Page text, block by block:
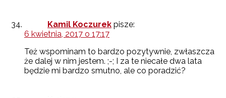
Kamil Koczurek pisze:
6 kwietnia, 2017 o 17:17
Też wspominam to bardzo pozytywnie, zwłaszcza
że dalej w nim jestem. ;-; I za te niecałe dwa lata
będzie mi bardzo smutno, ale co poradzić?